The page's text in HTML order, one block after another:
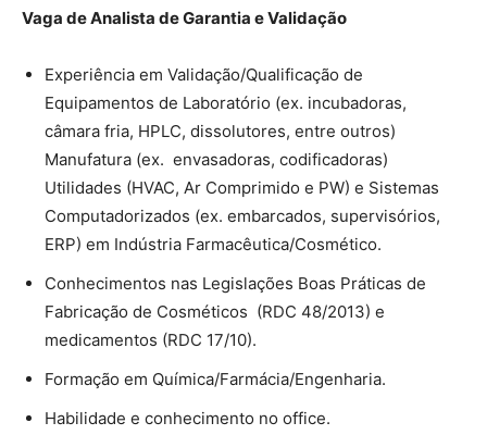
Vaga de Analista de Garantia e Validação
Experiência em Validação/Qualificação de
Equipamentos de Laboratório (ex. incubadoras,
câmara fria, HPLC, dissolutores, entre outros)
Manufatura (ex. envasadoras, codificadoras)
Utilidades (HVAC, Ar Comprimido e PW) e Sistemas
Computadorizados (ex. embarcados, supervisórios,
ERP) em Indústria Farmacêutica/Cosmético.
Conhecimentos nas Legislações Boas Práticas de
Fabricação de Cosméticos (RDC 48/2013) e
medicamentos (RDC 17/10).
Formação em Química/Farmácia/Engenharia.
Habilidade e conhecimento no office.